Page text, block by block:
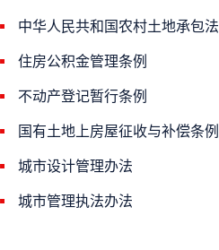
中华人民共和国农村土地承包法
住房公积金管理条例
不动产登记暂行条例
国有土地上房屋征收与补偿条例
城市设计管理办法
城市管理执法办法